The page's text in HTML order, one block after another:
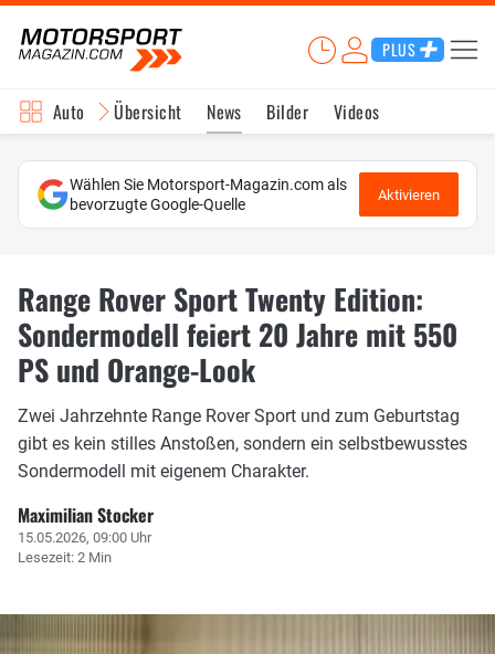
PLUS
Auto Übersicht News Bilder Videos
Wählen Sie Motorsport-Magazin.com als
bevorzugte Google-Quelle
Aktivieren
Range Rover Sport Twenty Edition:
Sondermodell feiert 20 Jahre mit 550
PS und Orange-Look
Zwei Jahrzehnte Range Rover Sport und zum Geburtstag
gibt es kein stilles Anstoßen, sondern ein selbstbewusstes
Sondermodell mit eigenem Charakter.
Maximilian Stocker
15.05.2026, 09:00 Uhr
Lesezeit: 2 Min